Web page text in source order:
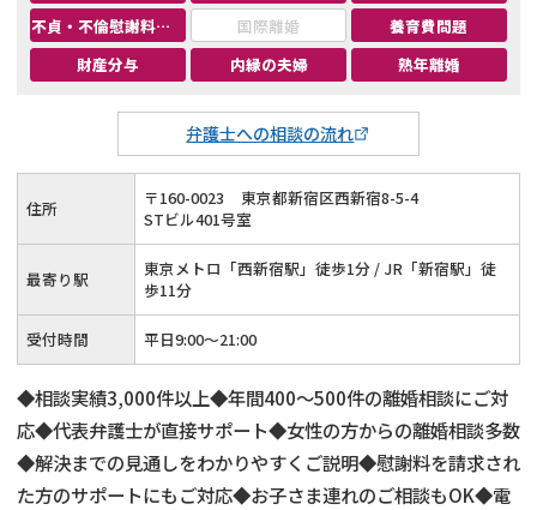
弁護士への相談の流れ
不貞・不倫慰謝料請求
国際離婚
養育費問題
財産分与
内縁の夫婦 熟年離婚
住所 〒160-0023
東京都新宿区西新宿8-5-4
STビル401号室
最寄り駅
東京メトロ「西新宿駅」徒歩1分 / JR「新宿駅」徒
歩11分
受付時間 平日9:00～21:00
◆相談実績3,000件以上◆年間400～500件の離婚相談にご対
応◆代表弁護士が直接サポート◆女性の方からの離婚相談多数
◆解決までの見通しをわかりやすくご説明◆慰謝料を請求され
た方のサポートにもご対応◆お子さま連れのご相談もOK◆電